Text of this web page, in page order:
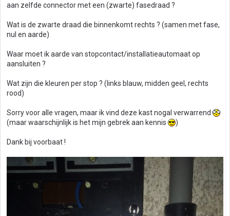
aan zelfde connector met een (zwarte) fasedraad ?
Wat is de zwarte draad die binnenkomt rechts ? (samen met fase,
nul en aarde)
Waar moet ik aarde van stopcontact/installatieautomaat op
aansluiten ?
Wat zijn die kleuren per stop ? (links blauw, midden geel, rechts
rood)
Sorry voor alle vragen, maar ik vind deze kast nogal verwarrend
(maar waarschijnlijk is het mijn gebrek aan kennis
)
Dank bij voorbaat !